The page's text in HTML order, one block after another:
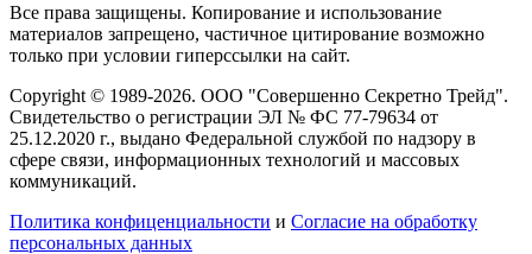
Все права защищены. Копирование и использование
материалов запрещено, частичное цитирование возможно
только при условии гиперссылки на сайт.
Copyright © 1989-2026. ООО "Совершенно Секретно Трейд".
Свидетельство о регистрации ЭЛ № ФС 77-79634 от
25.12.2020 г., выдано Федеральной службой по надзору в
сфере связи, информационных технологий и массовых
коммуникаций.
Политика конфиценциальности и Согласие на обработку
персональных данных